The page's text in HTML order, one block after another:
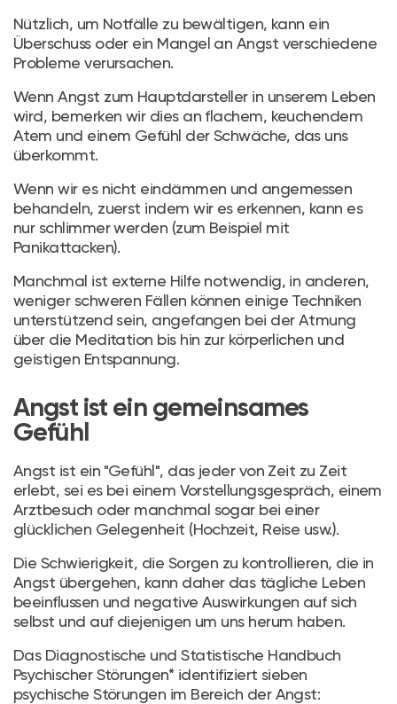
Nützlich, um Notfälle zu bewältigen, kann ein
Überschuss oder ein Mangel an Angst verschiedene
Probleme verursachen.
Wenn Angst zum Hauptdarsteller in unserem Leben
wird, bemerken wir dies an flachem, keuchendem
Atem und einem Gefühl der Schwäche, das uns
überkommt.
Wenn wir es nicht eindämmen und angemessen
behandeln, zuerst indem wir es erkennen, kann es
nur schlimmer werden (zum Beispiel mit
Panikattacken).
Manchmal ist externe Hilfe notwendig, in anderen,
weniger schweren Fällen können einige Techniken
unterstützend sein, angefangen bei der Atmung
über die Meditation bis hin zur körperlichen und
geistigen Entspannung.
Angst ist ein gemeinsames
Gefühl
Angst ist ein "Gefühl", das jeder von Zeit zu Zeit
erlebt, sei es bei einem Vorstellungsgespräch, einem
Arztbesuch oder manchmal sogar bei einer
glücklichen Gelegenheit (Hochzeit, Reise usw.).
Die Schwierigkeit, die Sorgen zu kontrollieren, die in
Angst übergehen, kann daher das tägliche Leben
beeinflussen und negative Auswirkungen auf sich
selbst und auf diejenigen um uns herum haben.
Das Diagnostische und Statistische Handbuch
Psychischer Störungen* identifiziert sieben
psychische Störungen im Bereich der Angst: